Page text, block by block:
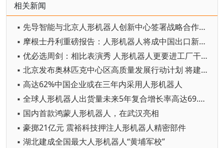
相关新闻
▪ 先导智能与北京人形机器人创新中心签署战略合作协议
▪ 摩根士丹利重磅报告：人形机器人将成中国出口新引擎
▪ 优必选周剑：相比表演秀 人形机器人更要进工厂干实事
▪ 北京发布奥林匹克中心区高质量发展行动计划 将建设全球首个国家人形机器人赛训基地
▪ 高达62%中国企业或在三年内采用人形机器人
▪ 全球人形机器人出货量未来5年复合增长率高达69.7%
▪ 国内首款鸿蒙人形机器人，在武汉亮相
▪ 豪掷21亿元 震裕科技押注人形机器人精密部件
▪ 湖北建成全国最大人形机器人“黄埔军校”